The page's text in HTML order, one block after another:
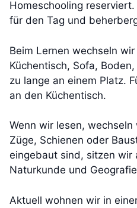
Homeschooling
für den Tag und
Beim Lernen wechseln
Küchentisch, Sofa,
zu lange an einem Platz.
an den Küchentisch.
Wenn wir lesen, wechseln
Züge, Schienen oder
eingebaut sind, sitzen wir
Naturkunde und
Aktuell wohnen wir in